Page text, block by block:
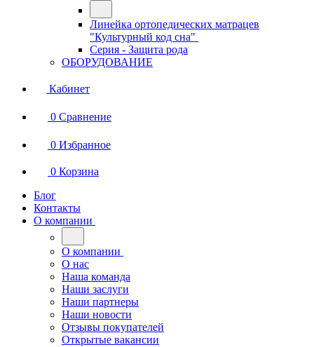
Линейка ортопедических матрацев
"Культурный код сна"
Серия - Защита рода
ОБОРУДОВАНИЕ
Кабинет
0 Сравнение
0 Избранное
0 Корзина
Блог
Контакты
О компании
О компании
О нас
Наша команда
Наши заслуги
Наши партнеры
Наши новости
Отзывы покупателей
Открытые вакансии